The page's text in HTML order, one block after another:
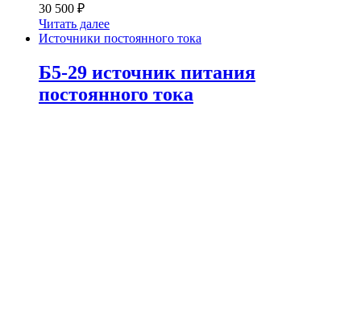
30 500 ₽
Читать далее
Источники постоянного тока
Б5-29 источник питания
постоянного тока